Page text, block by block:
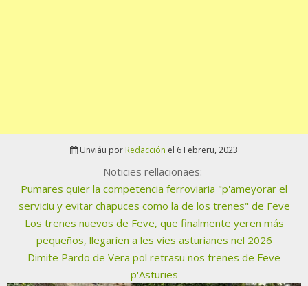
Unviáu por Redacción el 6 Febreru, 2023
Noticies rellacionaes:
Pumares quier la competencia ferroviaria "p'ameyorar el
serviciu y evitar chapuces como la de los trenes" de Feve
Los trenes nuevos de Feve, que finalmente yeren más
pequeños, llegaríen a les víes asturianes nel 2026
Dimite Pardo de Vera pol retrasu nos trenes de Feve
p'Asturies